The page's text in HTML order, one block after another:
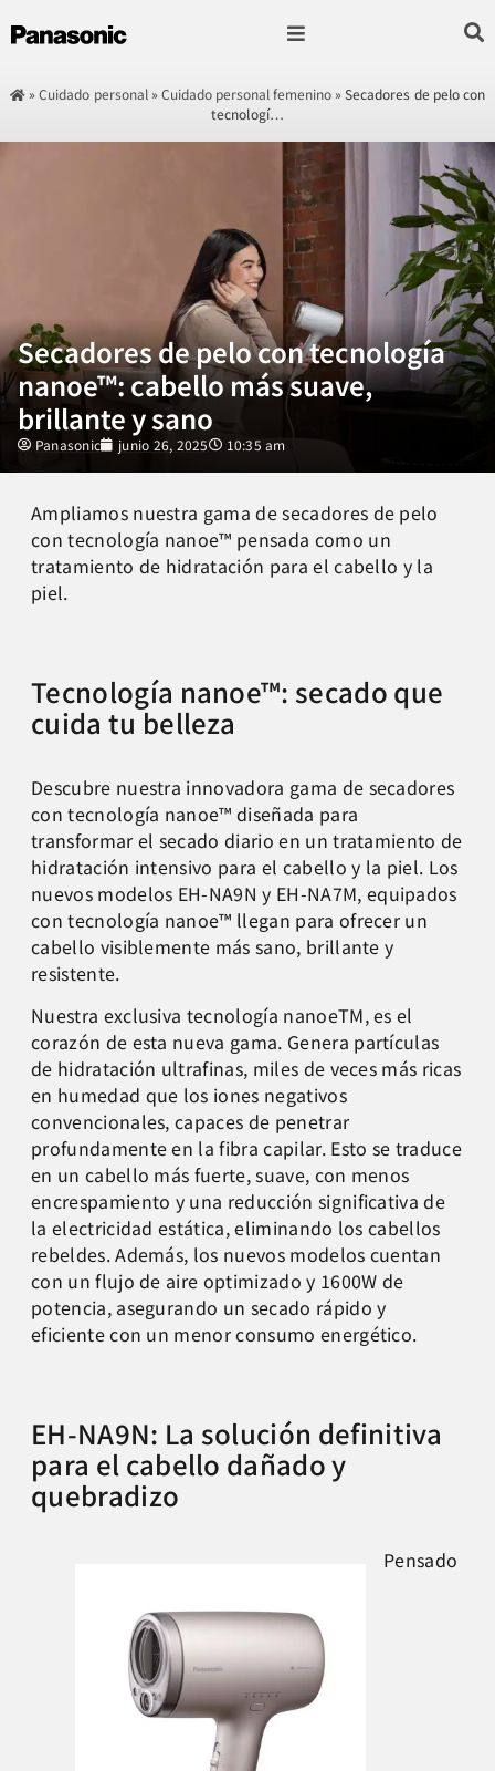
»Cuidado personal»Cuidado personal femenino »Secadores de pelo con
tecnologí…
Secadores de pelo con tecnología
nanoe™: cabello más suave,
brillante y sano
Panasonic junio 26, 2025 10:35 am
Ampliamos nuestra gama de secadores de pelo
con tecnología nanoe™ pensada como un
tratamiento de hidratación para el cabello y la
piel.
Tecnología nanoe™: secado que
cuida tu belleza
Descubre nuestra innovadora gama de secadores
con tecnología nanoe™ diseñada para
transformar el secado diario en un tratamiento de
hidratación intensivo para el cabello y la piel. Los
nuevos modelos EH-NA9N y EH-NA7M, equipados
con tecnología nanoe™ llegan para ofrecer un
cabello visiblemente más sano, brillante y
resistente.
Nuestra exclusiva tecnología nanoeTM, es el
corazón de esta nueva gama. Genera partículas
de hidratación ultrafinas, miles de veces más ricas
en humedad que los iones negativos
convencionales, capaces de penetrar
profundamente en la fibra capilar. Esto se traduce
en un cabello más fuerte, suave, con menos
encrespamiento y una reducción significativa de
la electricidad estática, eliminando los cabellos
rebeldes. Además, los nuevos modelos cuentan
con un flujo de aire optimizado y 1600W de
potencia, asegurando un secado rápido y
eficiente con un menor consumo energético.
EH-NA9N: La solución definitiva
para el cabello dañado y
quebradizo
Pensado